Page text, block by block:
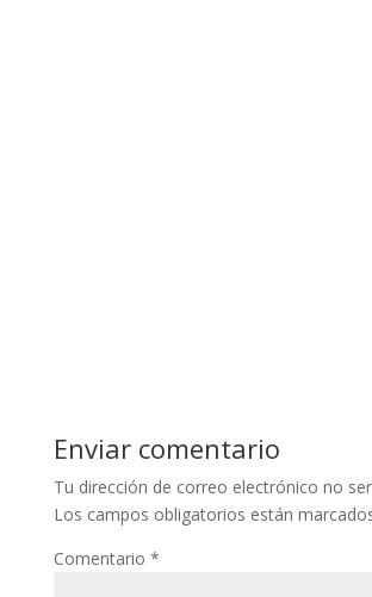
Enviar comentario
Tu dirección de correo electrónico no
Los campos obligatorios están
Comentario *